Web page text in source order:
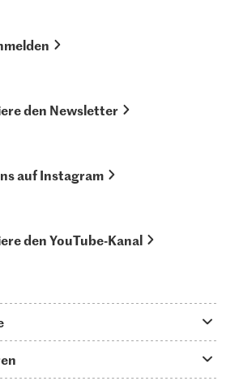
den Newsletter
auf Instagram
den YouTube-Kanal